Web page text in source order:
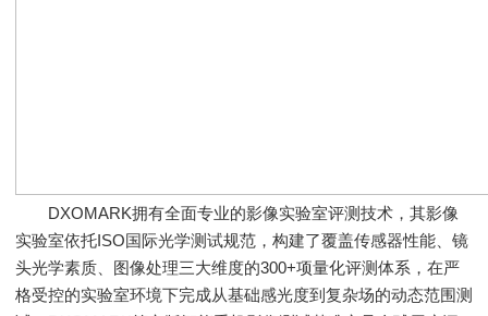
DXOMARK拥有全面专业的影像实验室评测技术，其影像
实验室依托ISO国际光学测试规范，构建了覆盖传感器性能、镜
头光学素质、图像处理三大维度的300+项量化评测体系，在严
格受控的实验室环境下完成从基础感光度到复杂场的动态范围测